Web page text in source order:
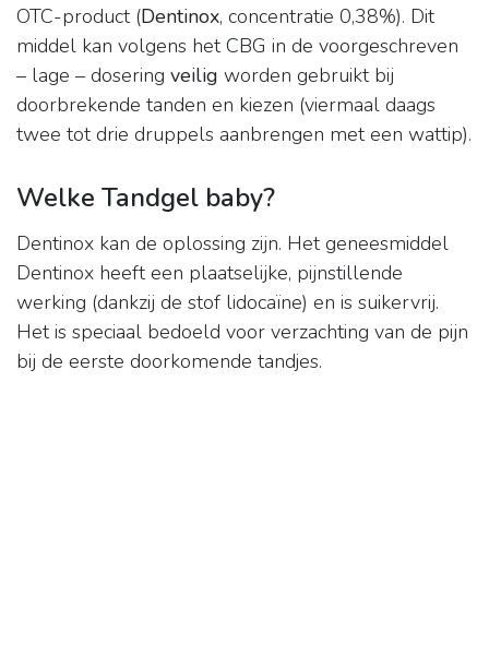
OTC-product (Dentinox, concentratie 0,38%). Dit
middel kan volgens het CBG in de voorgeschreven
– lage – dosering veilig worden gebruikt bij
doorbrekende tanden en kiezen (viermaal daags
twee tot drie druppels aanbrengen met een wattip).
Welke Tandgel baby?
Dentinox kan de oplossing zijn. Het geneesmiddel
Dentinox heeft een plaatselijke, pijnstillende
werking (dankzij de stof lidocaïne) en is suikervrij.
Het is speciaal bedoeld voor verzachting van de pijn
bij de eerste doorkomende tandjes.